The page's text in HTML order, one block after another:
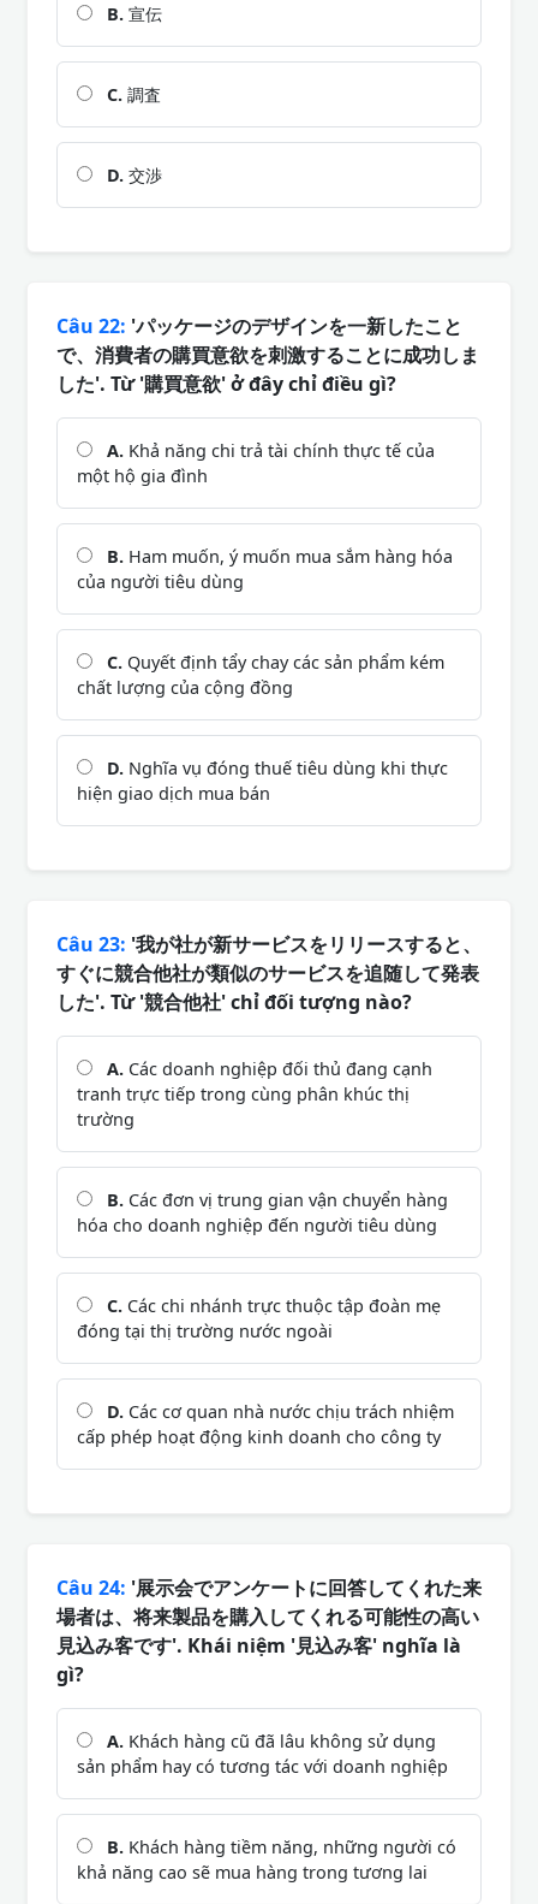
B. 宣伝
C. 調査
D. 交渉
Câu 22: 'パッケージのデザインを一新したこと
で、消費者の購買意欲を刺激することに成功しま
した'. Từ '購買意欲' ở đây chỉ điều gì?
A. Khả năng chi trả tài chính thực tế của
một hộ gia đình
B. Ham muốn, ý muốn mua sắm hàng hóa
của người tiêu dùng
C. Quyết định tẩy chay các sản phẩm kém
chất lượng của cộng đồng
D. Nghĩa vụ đóng thuế tiêu dùng khi thực
hiện giao dịch mua bán
Câu 23: '我が社が新サービスをリリースすると、
すぐに競合他社が類似のサービスを追随して発表
した'. Từ '競合他社' chỉ đối tượng nào?
A. Các doanh nghiệp đối thủ đang cạnh
tranh trực tiếp trong cùng phân khúc thị
trường
B. Các đơn vị trung gian vận chuyển hàng
hóa cho doanh nghiệp đến người tiêu dùng
C. Các chi nhánh trực thuộc tập đoàn mẹ
đóng tại thị trường nước ngoài
D. Các cơ quan nhà nước chịu trách nhiệm
cấp phép hoạt động kinh doanh cho công ty
Câu 24: '展示会でアンケートに回答してくれた来
場者は、将来製品を購入してくれる可能性の高い
見込み客です'. Khái niệm '見込み客' nghĩa là
gì?
A. Khách hàng cũ đã lâu không sử dụng
sản phẩm hay có tương tác với doanh nghiệp
B. Khách hàng tiềm năng, những người có
khả năng cao sẽ mua hàng trong tương lai